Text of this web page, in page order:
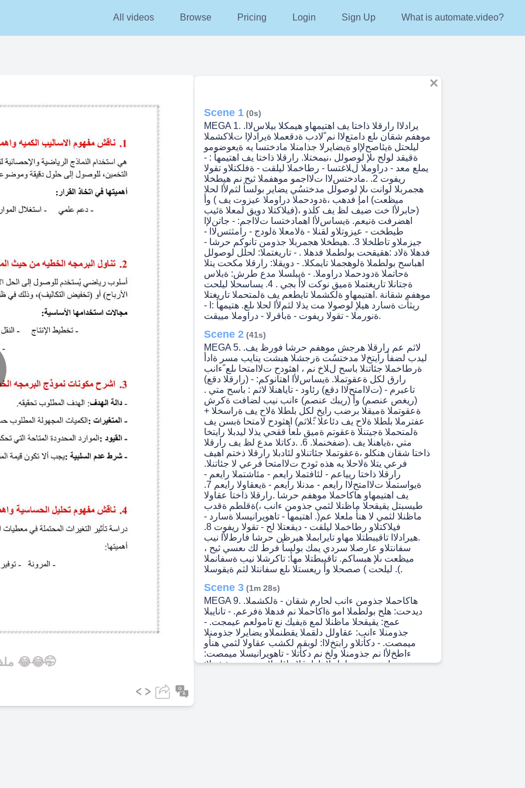
All videos Browse Pricing Login Sign Up What is automate.video?
Microsoft Word - ملف التنين لضمان التسعين 😂😂🤭
Scene 1 (0s)
MEGA 1. .يرادﻻا رارقلا ذاختا يف اهتيمهاو هيمكلا بيلاسﻻا
موهفم شقان ىلع دامتعﻻا نم ًﻻدب ةدقعملا ةيرادﻹا تﻼكشملا
ليلحتل ةيئاصحﻹاو ةيضايرلا جذامنلا مادختسا يه ةيعوضومو
ةقيقد لولح ىلإ لوصولل ،نيمختلا. رارقلا ذاختا يف اهتيمهأ : -
يملع معد - دراوملا لﻼغتسا - رطاخملا ليلقت - ةفلكتلاو تقولا
ريفوت 2. .مادختسﻻا تﻻاجمو موهفملا ثيح نم هيطخلا
هجمربلا لوانت ىلإ لوصولل مدختسُي يضاير بولسأ لثمﻷا لحلا
ميظعت) امإ فدهب ،ةدودحملا دراوملا عيزوت يف ) وأ
(حابرﻷا خت ضيف لظ يف كلذو ،(فيلاكتلا دويق لمعلا ةئيب
اهضرفت ةنيعم. ةيساسﻷا اهمادختسا تﻻاجم: - جاتنﻹا
طيطخت - عيزوتلاو لقنلا - ةلامعلا ةلودج - رامثتسﻻا -
جيزملاو تاطلخلا 3. .هيطخلا هجمربلا جذومن تانوكم حرشا -
فدهلا ةلاد :هقيقحت بولطملا فدهلا . - تاريغتملا: لحلل لوصولل
اهباسح بولطملا ةلوهجملا تايمكلا. - دويقلا: رارقلا مكحت يتلا
ةحاتملا ةدودحملا دراوملا. - ةيبلسلا مدع طرش: ةبلاس
ةجتانلا تاريغتملا ةميق نوكت ﻻأ بجي . 4. يساسحلا ليلحت
موهفم شقانة .اهتيمهاو ةلكشملا تايطعم يف ةلمتحملا تاريغتلا
ريثأت ةسارد هيلإ لوصولا مت يذلا لثمﻷا لحلا ىلع. هتيمهأ :ا -
ةنورملا - تقولا ريفوت - ةباقرلا - دراوملا مييقت.
Scene 2 (41s)
MEGA 5. .لاثم عم رارقلا هرجش موهفم حرشا فورظ يف
ليدب لضفأ رايتخﻻ مدختسُت ةرجشلا هبشت ينايب مسر ةادأ
ةرطاخملا جئاتنلا باسح لﻼخ نم ، اهثودح تﻻامتحا ىلع ًءانب
رارق لكل ةعقوتملا. ةيساسﻷا اهتانوكم: - (رارقلا دقع)
تاعبرم - (تﻻامتحﻻا دقع) رئاود - تاياهنلا لاثم : باسح متي .
(ريغص عنصم) وأ (ريبك عنصم) ءانب نيب لضافت ةكرش
ةعقوتملا ةميقلا برضب رايخ لكل بلطلا ةلاح يف ةراسخلا +
عفترملا بلطلا ةلاح يف دئاعلا :ًﻼثم) اهثودح لامتحا ةبسن يف
ةلمتحملا ةجيتنلا ةعقوتم ةميق ىلعأ ققحي يذلا ليدبلا رايتخا
متي ،ةياهنلا يف .(ضفخنملا. 6. .دكاتلا مدع لظ يف رارقلا
ذاختا شقان هنكلو ،ةعقوتملا جئاتنلاو لئادبلا رارقلا ذختم اهيف
فرعي يتلا ةلاحلا يه هذه ثودح تﻻامتحا فرعي ﻻ جئاتنلا.
رارقلا ذاختا ريياعم - لئافتملا رايعم - مئاشتملا رايعم -
ةيواستملا تﻻامتحﻻا رايعم - مدنلا رايعم - ةيعقاولا رايعم 7.
يف اهتيمهاو هاكاحملا موهفم حرشا .رارقلا ذاختا عقاولا
طيسبتل يقيقحلا ماظنلا لثمي جذومن ءانب ،)ةقلطم ةقدب
ماظنلا لثمي ﻻ هنأ ملعلا عم(. اهتيمهأ - تاهويرانيسلا ةسارد -
فيلاكتلاو رطاخملا ليلقت - ديقعتلا لح - تقولا ريفوت 8.
.هيرادﻻا تاقيبطتلا مهاو تايرابملا هيرظن حرشا فارطﻷا نيب
سفانتلاو عارصلا سردي يمك بولسأ فرط لك ىعسي ثيح ،
ميظعت ىلإ هبساكم. تاقيبطتلا مهأ: تاكرشلا نيب ةسفانملا
ليلحت ) صصحلا وأ ريعستلا ىلع سفانتلا لثم ةيقوسلا .(.
Scene 3 (1m 28s)
MEGA 9. .هاكاحملا جذومن ءانب لحارم شقان - ةلكشملا
ديدحت: هلح بولطملا امو ةاكاحملا نم فدهلا ةفرعم. - تانايبلا
عمج: يقيقحلا ماظنلا لمع ةيفيك نع تامولعم عيمجت. -
جذومنلا ءانب: عقاولل دلقملا يقطنملاو يضايرلا جذومنلا
ميمصت. - دكأتلاو رابتخﻻا: لوبقم لكشب عقاولا لثمي هنأو
ءاطخﻷا نم جذومنلا ولخ نم دكأتلا - تاهويرانيسلا ميمصت:
اهتبرجت بولطملا تارارقلاو لئادبلا ديدحت. - ذيفنتلا: